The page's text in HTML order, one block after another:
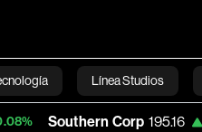
Línea Studios
English
Corp 195.16 +4.98%